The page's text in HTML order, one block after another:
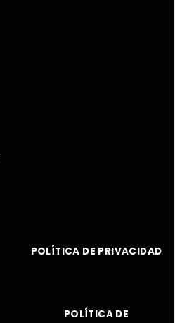
POLÍTICA DE PRIVACIDAD
POLÍTICA DE